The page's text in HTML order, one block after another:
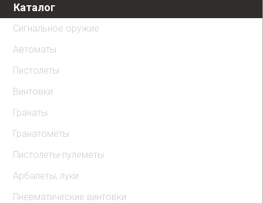
Каталог
Сигнальное оружие
Автоматы
Пистолеты
Винтовки
Гранаты
Гранатомёты
Пистолеты-пулеметы
Арбалеты, луки
Пневматические винтовки